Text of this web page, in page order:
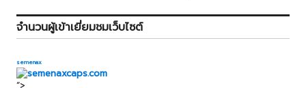
จำนวนผู้เข้าเยี่ยมชมเว็บไซต์
semenax